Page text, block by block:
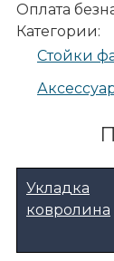
Оплата
Категории:
Стойки
Укладка
ковролина